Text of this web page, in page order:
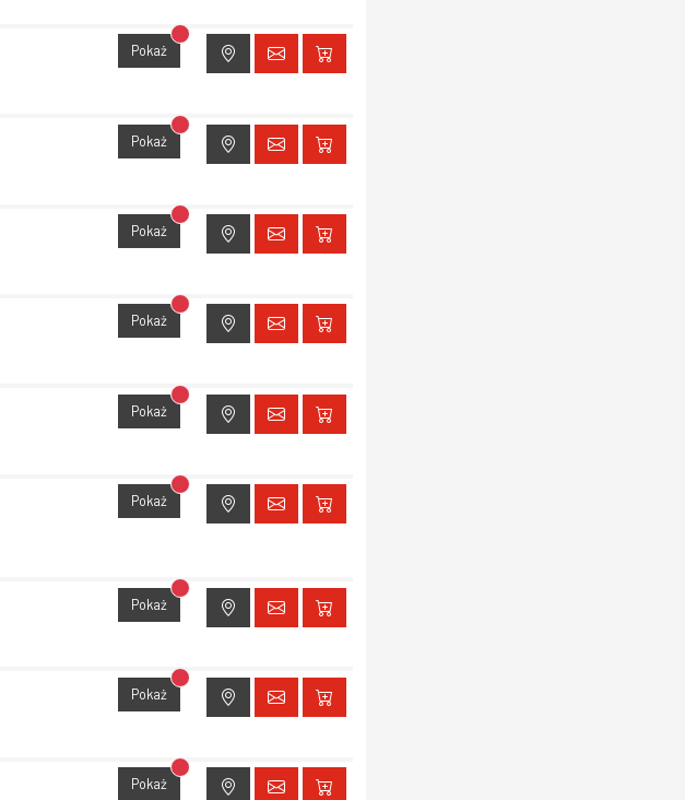
Pokaż Brak dostępu do lokalizacji
Pokaż Brak dostępu do lokalizacji
Pokaż Brak dostępu do lokalizacji
Pokaż Brak dostępu do lokalizacji
Pokaż Brak dostępu do lokalizacji
Pokaż Brak dostępu do lokalizacji
Pokaż Brak dostępu do lokalizacji
Pokaż Brak dostępu do lokalizacji
Pokaż Brak dostępu do lokalizacji